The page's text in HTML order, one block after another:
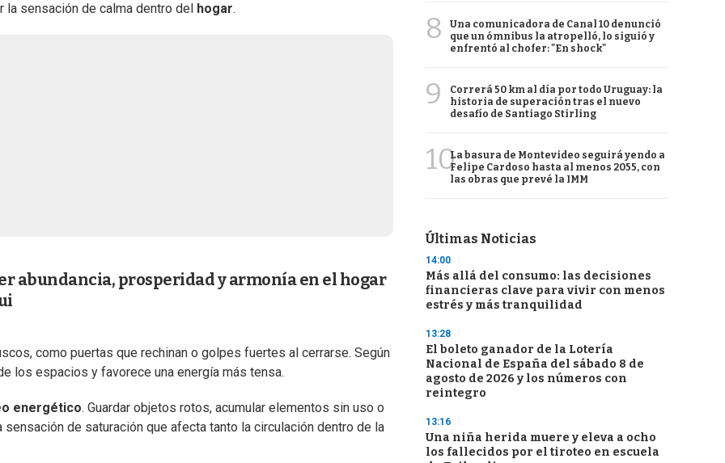
sensación de calma dentro del
hogar.
abundancia, prosperidad y armonía en el hogar
como puertas que rechinan o golpes fuertes al cerrarse. Según
los espacios y favorece una energía más tensa.
energético. Guardar objetos rotos, acumular elementos sin uso o
de saturación que afecta tanto la circulación dentro de la
8
Una comunicadora de Canal 10 denunció
que un ómnibus la atropelló, lo siguió y
enfrentó al chofer: "En shock"
9
Correrá 50 km al día por todo Uruguay: la
historia de superación tras el nuevo
desafío de Santiago Stirling
10La basura de Montevideo seguirá yendo a
Felipe Cardoso hasta al menos 2055, con
las obras que prevé la IMM
Últimas Noticias
14:00
Más allá del consumo: las decisiones
financieras clave para vivir con menos
estrés y más tranquilidad
13:28
El boleto ganador de la Lotería
Nacional de España del sábado 8 de
agosto de 2026 y los números con
reintegro
13:16
Una niña herida muere y eleva a ocho
los fallecidos por el tiroteo en escuela